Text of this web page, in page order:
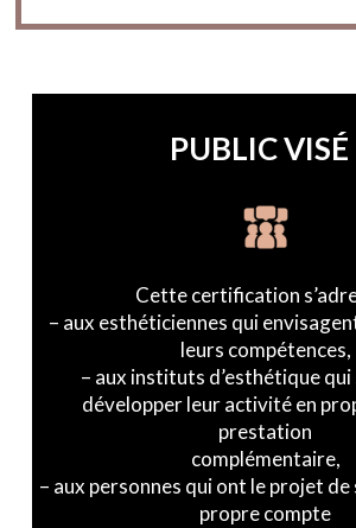
PUBLIC VISÉ
Cette certification
– aux esthéticiennes qui
leurs compétences,
– aux instituts d’esthétique
développer leur activité en
prestation
complémentaire,
– aux personnes qui ont le projet de
propre compte